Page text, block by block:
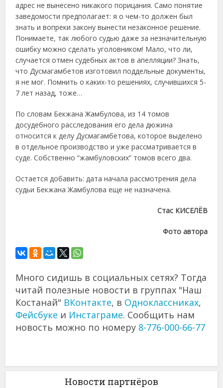
адрес не вынесено никакого порицания. Само понятие
заведомости предполагает: я о чем-то должен был
знать и вопреки закону вынести незаконное решение.
Понимаете, так любого судью даже за незначительную
ошибку можно сделать уголовником! Мало, что ли,
случается отмен судебных актов в апелляции? Знать,
что Дусмагамбетов изготовил поддельные документы,
я не мог. Помнить о каких-то решениях, случившихся 5-
7 лет назад, тоже…
По словам Бекжана Жамбулова, из 14 томов
досудебного расследования его дела дюжина
относится к делу Дусмагамбетова, которое выделено
в отдельное производство и уже рассматривается в
суде. Собственно “жамбуловских” томов всего два.
Остается добавить: дата начала рассмотрения дела
судьи Бекжана Жамбулова еще не назначена.
Стас КИСЕЛЁВ
Фото автора
Много сидишь в социальных сетях? Тогда
читай полезные новости в группах "Наш
Костанай" ВКонтакте, в Одноклассниках,
Фейсбуке и Инстаграме. Сообщить нам
новость можно по номеру 8-776-000-66-77
Новости партнёров